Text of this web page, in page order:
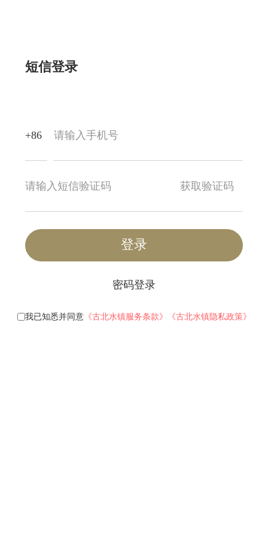
短信登录
+86
获取验证码
登录
密码登录
我已知悉并同意《古北水镇服务条款》 《古北水镇隐私政策》